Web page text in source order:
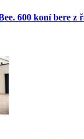
600 koní bere z